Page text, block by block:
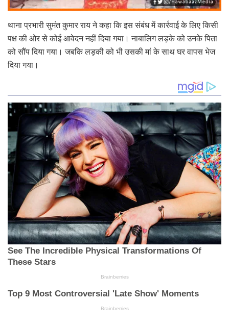
थाना प्रभारी सुमंत कुमार राय ने कहा कि इस संबंध में कार्रवाई के लिए किसी
पक्ष की ओर से कोई आवेदन नहीं दिया गया। नाबालिग लड़के को उनके पिता
को सौंप दिया गया। जबकि लड़की को भी उसकी मां के साथ घर वापस भेज
दिया गया।